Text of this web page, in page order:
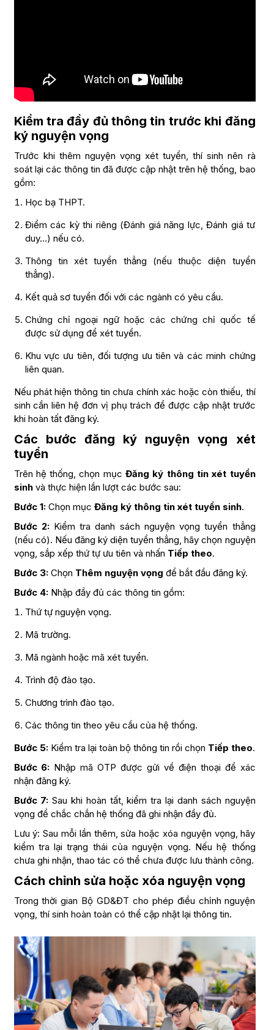
Kiểm tra đầy đủ thông tin trước khi đăng
ký nguyện vọng
Trước khi thêm nguyện vọng xét tuyển, thí sinh nên rà
soát lại các thông tin đã được cập nhật trên hệ thống, bao
gồm:
Học bạ THPT.
Điểm các kỳ thi riêng (Đánh giá năng lực, Đánh giá tư
duy…) nếu có.
Thông tin xét tuyển thẳng (nếu thuộc diện tuyển
thẳng).
Kết quả sơ tuyển đối với các ngành có yêu cầu.
Chứng chỉ ngoại ngữ hoặc các chứng chỉ quốc tế
được sử dụng để xét tuyển.
Khu vực ưu tiên, đối tượng ưu tiên và các minh chứng
liên quan.
Nếu phát hiện thông tin chưa chính xác hoặc còn thiếu, thí
sinh cần liên hệ đơn vị phụ trách để được cập nhật trước
khi hoàn tất đăng ký.
Các bước đăng ký nguyện vọng xét
tuyển
Trên hệ thống, chọn mục Đăng ký thông tin xét tuyển
sinhvà thực hiện lần lượt các bước sau:
Bước 1:Chọn mục Đăng ký thông tin xét tuyển sinh.
Bước 2:Kiểm tra danh sách nguyện vọng tuyển thẳng
(nếu có). Nếu đăng ký diện tuyển thẳng, hãy chọn nguyện
vọng, sắp xếp thứ tự ưu tiên và nhấn Tiếp theo.
Bước 3:Chọn Thêm nguyện vọng để bắt đầu đăng ký.
Bước 4:Nhập đầy đủ các thông tin gồm:
Thứ tự nguyện vọng.
Mã trường.
Mã ngành hoặc mã xét tuyển.
Trình độ đào tạo.
Chương trình đào tạo.
Các thông tin theo yêu cầu của hệ thống.
Bước 5:Kiểm tra lại toàn bộ thông tin rồi chọn Tiếp theo.
Bước 6: Nhập mã OTP được gửi về điện thoại để xác
nhận đăng ký.
Bước 7: Sau khi hoàn tất, kiểm tra lại danh sách nguyện
vọng để chắc chắn hệ thống đã ghi nhận đầy đủ.
Lưu ý: Sau mỗi lần thêm, sửa hoặc xóa nguyện vọng, hãy
kiểm tra lại trạng thái của nguyện vọng. Nếu hệ thống
chưa ghi nhận, thao tác có thể chưa được lưu thành công.
Cách chỉnh sửa hoặc xóa nguyện vọng
Trong thời gian Bộ GD&ĐT cho phép điều chỉnh nguyện
vọng, thí sinh hoàn toàn có thể cập nhật lại thông tin.